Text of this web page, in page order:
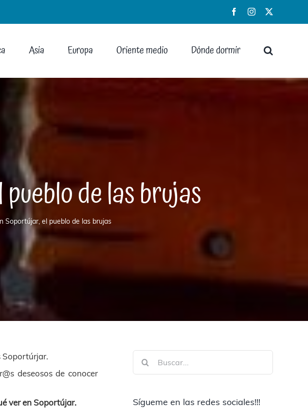
FacebookInstagram
Asia Europa Oriente medio Dónde dormir
de las brujas
Soportújar, el pueblo de las brujas
Soportúrjar.
deseosos de conocer
ver en Soportújar. Sígueme en las redes sociales!!!